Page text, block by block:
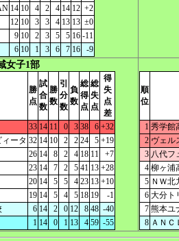
14 10 4 2 4 14 12 +2
12 10 3 3 4 13 13 ±0
9 10 2 3 5 5 16 -11
6 10 1 3 6 7 16 -9
女子1部
勝
点
試
合
数
勝
数
引
分
数
負
数
総
得
点
総
失
点
得
失
点
差
33 14 11 0 3 38 6 +32
ータ 32 14 10 2 2 24 5 +19
26 14 8 2 4 18 11
+7
23 14 7 2 5 41 13 +28
20 14 5 5 4 23 13 +10
19 14 5 4 5 18 19
-1
6 14 2 0 12 8 48 -40
1 14 0 1 13 4 59 -55
順
位
1 秀学館
2 ヴェル
3 八代フ
4 柳ヶ浦
5 ＮＷ北
6 大分ト
7 熊本ユ
8 ＡＮＣ